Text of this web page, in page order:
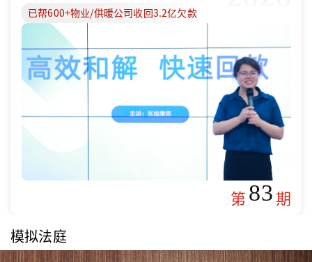
已帮600+物业/供暖公司收回3.2亿欠款
第83期
模拟法庭